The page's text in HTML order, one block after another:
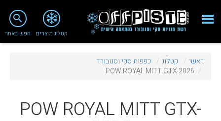
close
מי אנחנו
ציוד סקי
קטלוג מוצרים
search
חפש באתר
ראשי קטלוג
כפפות סקי וסנובורד
POW ROYAL MITT GTX-2026
POW ROYAL MITT GTX-